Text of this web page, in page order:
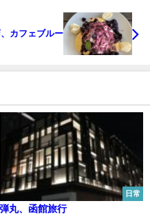
カフェブルー
日常
弾丸、函館旅行